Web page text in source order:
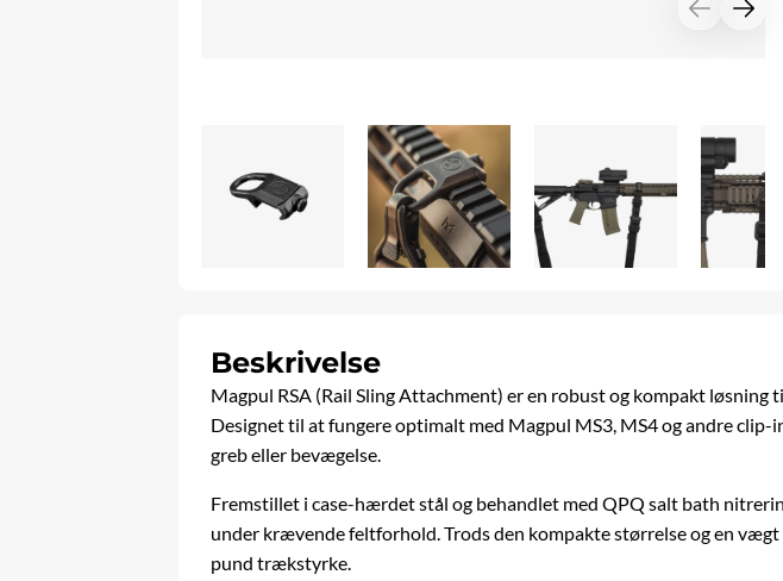
Beskrivelse
Magpul RSA (Rail Sling Attachment) er en robust og kompakt
Designet til at fungere optimalt med Magpul MS3, MS4 og andre
greb eller bevægelse.
Fremstillet i case-hærdet stål og behandlet med QPQ salt bath
under krævende feltforhold. Trods den kompakte størrelse og en
pund trækstyrke.